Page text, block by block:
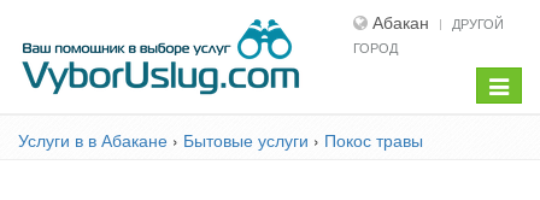
Абакан
ДРУГОЙ
ГОРОД
меню
Услуги в в Абакане › Бытовые услуги › Покос травы